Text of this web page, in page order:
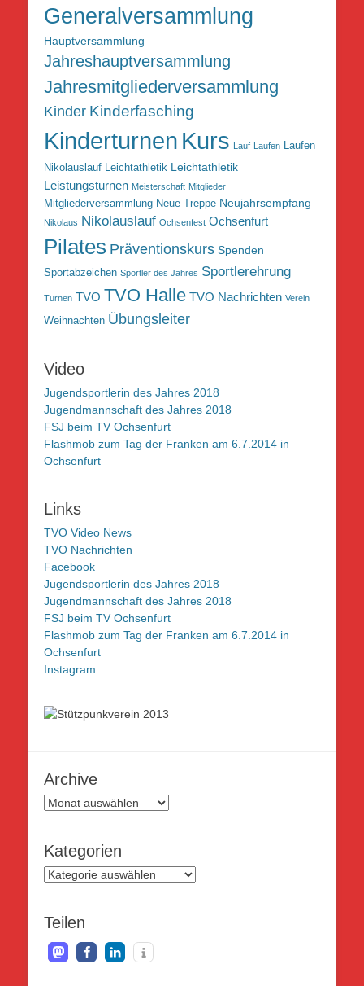
Generalversammlung
Hauptversammlung
Jahreshauptversammlung
Jahresmitgliederversammlung
Kinder Kinderfasching
Kinderturnen Kurs Lauf Laufen Laufen
Nikolauslauf Leichtathletik Leichtathletik
Leistungsturnen Meisterschaft Mitglieder
Mitgliederversammlung Neue Treppe Neujahrsempfang
Nikolaus Nikolauslauf Ochsenfest Ochsenfurt
Pilates Präventionskurs Spenden
Sportabzeichen Sportler des Jahres Sportlerehrung
Turnen TVO TVO Halle TVO Nachrichten Verein
Weihnachten Übungsleiter
Video
Jugendsportlerin des Jahres 2018
Jugendmannschaft des Jahres 2018
FSJ beim TV Ochsenfurt
Flashmob zum Tag der Franken am 6.7.2014 in
Ochsenfurt
Links
TVO Video News
TVO Nachrichten
Facebook
Jugendsportlerin des Jahres 2018
Jugendmannschaft des Jahres 2018
FSJ beim TV Ochsenfurt
Flashmob zum Tag der Franken am 6.7.2014 in
Ochsenfurt
Instagram
Archive
Archive
Kategorien
Kategorien
Teilen